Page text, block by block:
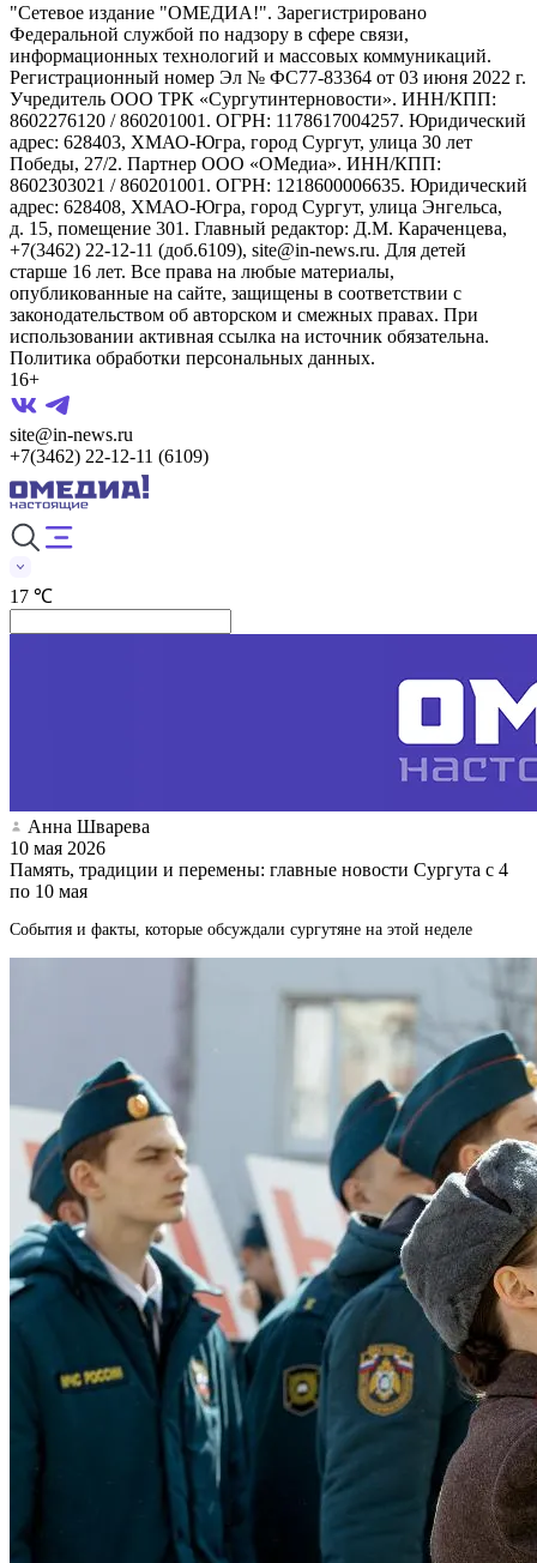
"Сетевое издание "ОМЕДИА!". Зарегистрировано
Федеральной службой по надзору в сфере связи,
информационных технологий и массовых коммуникаций.
Регистрационный номер Эл № ФС77-83364 от 03 июня 2022 г.
Учредитель ООО ТРК «Сургутинтерновости». ИНН/КПП:
8602276120 / 860201001. ОГРН: 1178617004257. Юридический
адрес: 628403, ХМАО-Югра, город Сургут, улица 30 лет
Победы, 27/2. Партнер ООО «ОМедиа». ИНН/КПП:
8602303021 / 860201001. ОГРН: 1218600006635. Юридический
адрес: 628408, ХМАО-Югра, город Сургут, улица Энгельса,
д. 15, помещение 301. Главный редактор: Д.М. Караченцева,
+7(3462) 22-12-11 (доб.6109), site@in-news.ru. Для детей
старше 16 лет. Все права на любые материалы,
опубликованные на сайте, защищены в соответствии с
законодательством об авторском и смежных правах. При
использовании активная ссылка на источник обязательна.
Политика обработки персональных данных.
16+
site@in-news.ru
+7(3462) 22-12-11 (6109)
17 ℃
Анна Шварева
10 мая 2026
Память, традиции и перемены: главные новости Сургута с 4
по 10 мая
События и факты, которые обсуждали сургутяне на этой неделе